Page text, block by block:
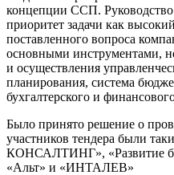
концепции ССП.
приоритет задачи как
поставленного вопроса
основными инструментами,
и осуществления
планирования, система
бухгалтерского и
Было принято решение о
участников тендера были
КОНСАЛТИНГ», «Развитие
«Альт» и «ИНТАЛЕВ»